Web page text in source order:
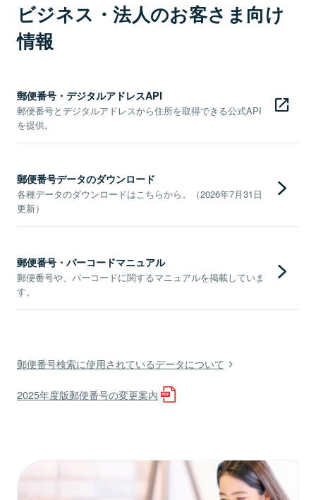
ビジネス・法人のお客さま向け
情報
郵便番号・デジタルアドレスAPI
郵便番号とデジタルアドレスから住所を取得できる公式API
を提供。
郵便番号データのダウンロード
各種データのダウンロードはこちらから。（2026年7月31日
更新）
郵便番号・バーコードマニュアル
郵便番号や、バーコードに関するマニュアルを掲載していま
す。
郵便番号検索に使用されているデータについて
2025年度版郵便番号の変更案内